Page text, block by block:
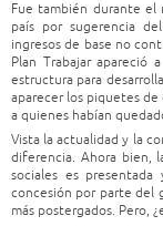
Fue también durante el
país por sugerencia
ingresos de base no
Plan Trabajar apareció
estructura para
aparecer los piquetes de
a quienes habían
Vista la actualidad y la
diferencia. Ahora bien,
sociales es
concesión por parte del
más postergados. Pero,